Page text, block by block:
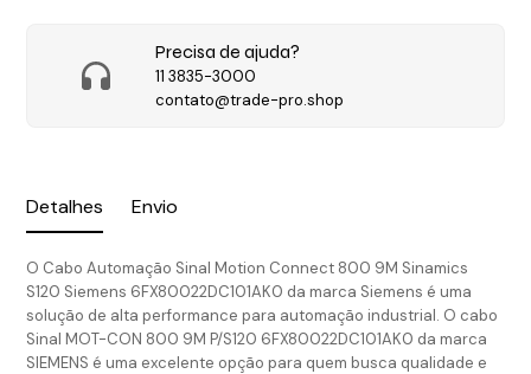
Detalhes Envio
O Cabo Automação Sinal Motion Connect 800 9M Sinamics
S120 Siemens 6FX80022DC101AK0 da marca Siemens é uma
solução de alta performance para automação industrial. O cabo
Sinal MOT-CON 800 9M P/S120 6FX80022DC101AK0 da marca
SIEMENS é uma excelente opção para quem busca qualidade e
Precisa de ajuda?
11 3835-3000
contato@trade-pro.shop